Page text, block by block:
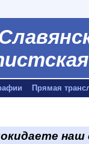
Прямая
наш